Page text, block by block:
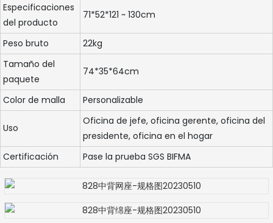
Especificaciones
del producto
71*52*121 ~ 130cm
Peso bruto
22kg
Tamaño del
paquete
74*35*64cm
Color de malla Personalizable
Uso
Oficina de jefe, oficina gerente, oficina del
presidente, oficina en el hogar
Certificación
Pase la prueba SGS BIFMA